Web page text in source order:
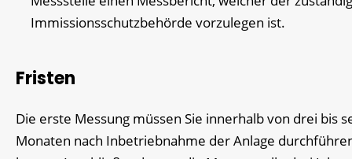
Immissionsschutzbehörde vorzulegen ist.
Fristen
Die erste Messung müssen Sie innerhalb von drei bis
Monaten nach Inbetriebnahme der Anlage